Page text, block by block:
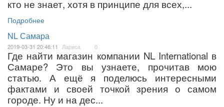
кто не знает, хотя в принципе для всех,...
Подробнее
NL Самара
2019-03-31 20:46:11 Лариса 0
Где найти магазин компании NL International в
Самаре? Это вы узнаете, прочитав мою
статью. А ещё я поделюсь интересными
фактами и своей точкой зрения о самом
городе. Ну и на дес...